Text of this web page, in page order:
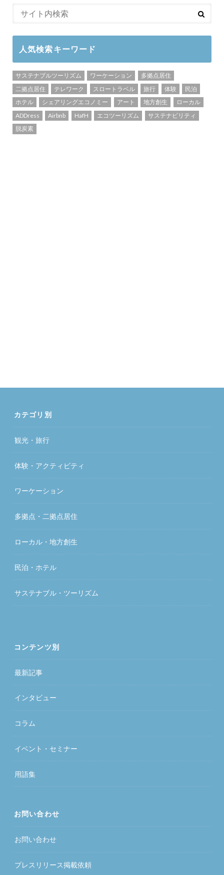
人気検索キーワード
サステナブルツーリズム ワーケーション
多拠点居住
二拠点居住
テレワーク スロートラベル 旅行 体験
民泊
ホテル
シェアリングエコノミー アート 地方創生
ローカル
ADDress
Airbnb HafH エコツーリズム
サステナビリティ
脱炭素
カテゴリ別
観光・旅行
体験・アクティビティ
ワーケーション
多拠点・二拠点居住
ローカル・地方創生
民泊・ホテル
サステナブル・ツーリズム
コンテンツ別
最新記事
インタビュー
コラム
イベント・セミナー
用語集
お問い合わせ
お問い合わせ
プレスリリース掲載依頼